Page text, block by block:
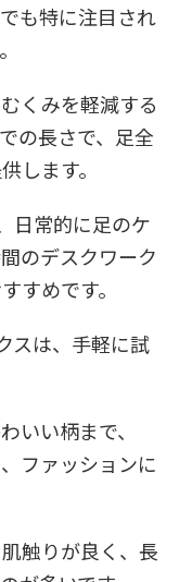
も特に注目され
くみを軽減する
の長さで、足全
します。
日常的に足のケ
のデスクワーク
すめです。
スは、手軽に試
いい柄まで、
ファッションに
触りが良く、長